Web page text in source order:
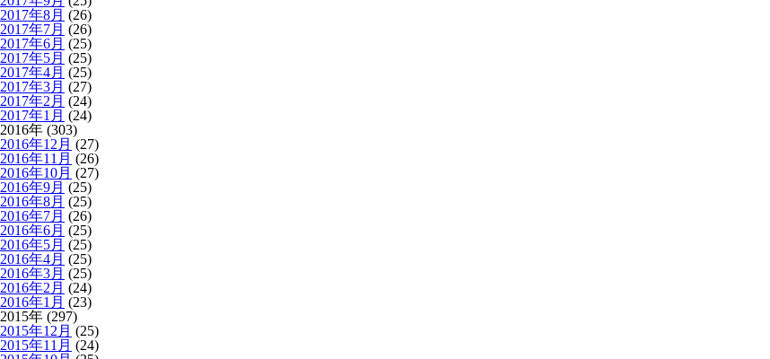
2017年8月 (26)
2017年7月 (26)
2017年6月 (25)
2017年5月 (25)
2017年4月 (25)
2017年3月 (27)
2017年2月 (24)
2017年1月 (24)
2016年 (303)
2016年12月 (27)
2016年11月 (26)
2016年10月 (27)
2016年9月 (25)
2016年8月 (25)
2016年7月 (26)
2016年6月 (25)
2016年5月 (25)
2016年4月 (25)
2016年3月 (25)
2016年2月 (24)
2016年1月 (23)
2015年 (297)
2015年12月 (25)
2015年11月 (24)